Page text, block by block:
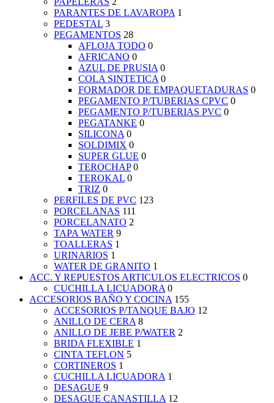
PARANTES DE LAVAROPA 1
PEDESTAL 3
PEGAMENTOS 28
AFLOJA TODO 0
AFRICANO 0
AZUL DE PRUSIA 0
COLA SINTETICA 0
FORMADOR DE EMPAQUETADURAS 0
PEGAMENTO P/TUBERIAS CPVC 0
PEGAMENTO P/TUBERIAS PVC 0
PEGATANKE 0
SILICONA 0
SOLDIMIX 0
SUPER GLUE 0
TEROCHAP 0
TEROKAL 0
TRIZ 0
PERFILES DE PVC 123
PORCELANAS 111
PORCELANATO 2
TAPA WATER 9
TOALLERAS 1
URINARIOS 1
WATER DE GRANITO 1
ACC. Y REPUESTOS ARTICULOS ELECTRICOS 0
CUCHILLA LICUADORA 0
ACCESORIOS BAÑO Y COCINA 155
ACCESORIOS P/TANQUE BAJO 12
ANILLO DE CERA 8
ANILLO DE JEBE P/WATER 2
BRIDA FLEXIBLE 1
CINTA TEFLON 5
CORTINEROS 1
CUCHILLA LICUADORA 1
DESAGUE 9
DESAGUE CANASTILLA 12